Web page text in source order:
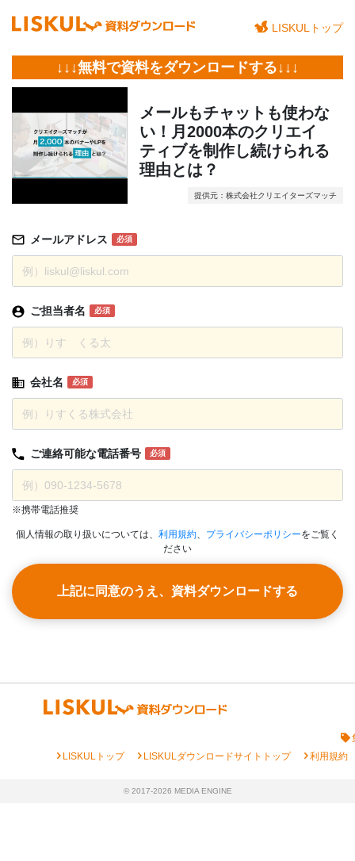
LISKULトップ
↓↓↓無料で資料をダウンロードする↓↓↓
メールもチャットも使わな
い！月2000本のクリエイ
ティブを制作し続けられる
理由とは？
提供元：株式会社クリエイターズマッチ
メールアドレス 必須
ご担当者名 必須
会社名 必須
ご連絡可能な電話番号 必須
※携帯電話推奨
個人情報の取り扱いについては、 利用規約、 プライバシーポリシーをご覧く
ださい
上記に同意のうえ、資料ダウンロードする
chevron_rightLISKULトップ chevron_rightLISKULダウンロードサイトトップ chevron_right利用規約
© 2017-2026 MEDIA ENGINE